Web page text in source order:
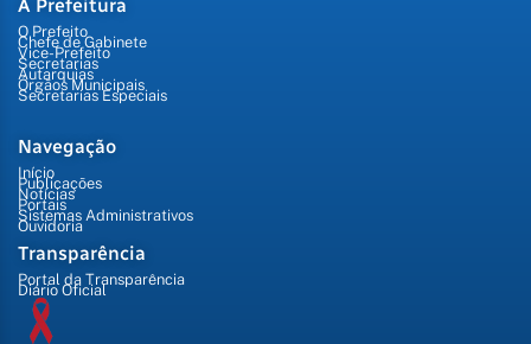
A Prefeitura
O Prefeito
Chefe de Gabinete
Vice-Prefeito
Secretarias
Autarquias
Órgãos Municipais
Secretarias Especiais
Navegação
Início
Publicações
Notícias
Portais
Sistemas Administrativos
Ouvidoria
Transparência
Portal da Transparência
Diário Oficial